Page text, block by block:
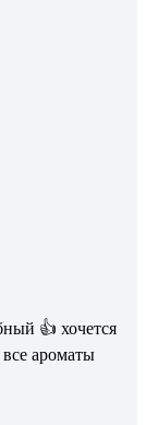
👍 хочется
все ароматы